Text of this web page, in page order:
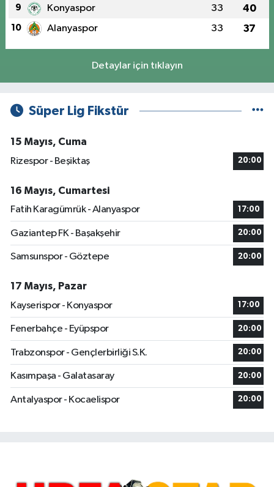
9 Konyaspor 33 40
10 Alanyaspor 33 37
Detaylar için tıklayın
Süper Lig Fikstür
15 Mayıs, Cuma
Rizespor - Beşiktaş
20:00
16 Mayıs, Cumartesi
Fatih Karagümrük - Alanyaspor
17:00
Gaziantep FK - Başakşehir 20:00
Samsunspor - Göztepe 20:00
17 Mayıs, Pazar
Kayserispor - Konyaspor
17:00
Fenerbahçe - Eyüpspor 20:00
Trabzonspor - Gençlerbirliği S.K. 20:00
Kasımpaşa - Galatasaray 20:00
Antalyaspor - Kocaelispor 20:00